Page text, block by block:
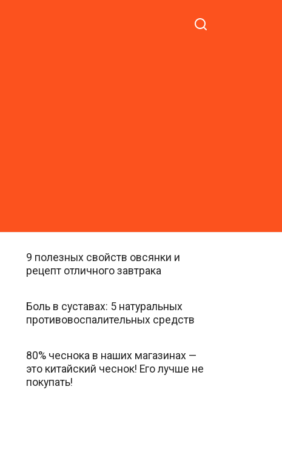
9 полезных свойств овсянки и
рецепт отличного завтрака
Боль в суставах: 5 натуральных
противовоспалительных средств
80% чеснока в наших магазинах —
это китайский чеснок! Его лучше не
покупать!